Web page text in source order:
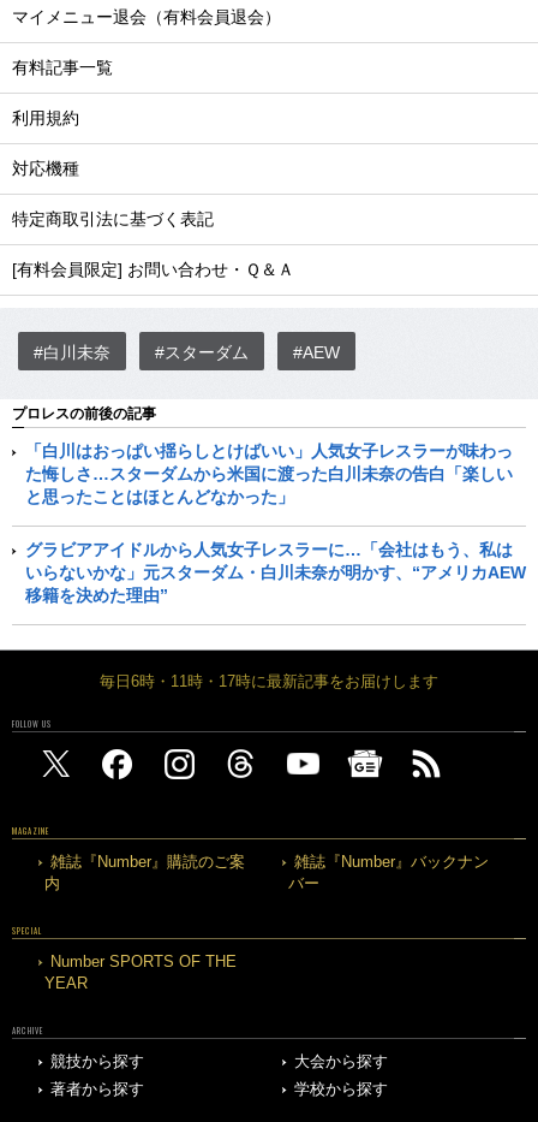
マイメニュー退会（有料会員退会）
有料記事一覧
利用規約
対応機種
特定商取引法に基づく表記
[有料会員限定] お問い合わせ・Ｑ＆Ａ
#白川未奈 #スターダム #AEW
プロレスの前後の記事
「白川はおっぱい揺らしとけばいい」人気女子レスラーが味わっ
た悔しさ…スターダムから米国に渡った白川未奈の告白「楽しい
と思ったことはほとんどなかった」
グラビアアイドルから人気女子レスラーに…「会社はもう、私は
いらないかな」元スターダム・白川未奈が明かす、“アメリカAEW
移籍を決めた理由”
毎日6時・11時・17時に最新記事をお届けします
FOLLOW US
MAGAZINE
雑誌『Number』購読のご案
内
雑誌『Number』バックナン
バー
SPECIAL
Number SPORTS OF THE
YEAR
ARCHIVE
競技から探す
大会から探す
著者から探す
学校から探す